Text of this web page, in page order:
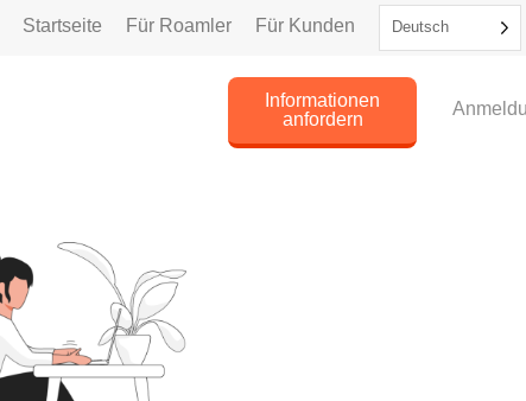
Startseite Für Roamler Für Kunden Deutsch
Informationen
anfordern